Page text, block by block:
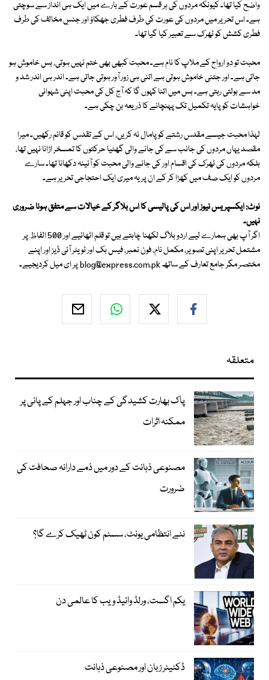
واضح کیا تھا۔ کیونکہ مردوں کی ہر قسم عورت کے بارے میں ایک ہی انداز سے سوچتی
ہے۔ اس تحریر میں مردوں کی عورت کی طرف فطری جھکاؤ اور جنسِ مخالف کی طرف
فطری کشش کو ٹھرک سے تعبیر کیا گیا تھا۔
محبت تو دو ارواح کے ملاپ کا نام ہے۔ محبت کبھی بھی ختم نہیں ہوتی، بس خاموش ہو
جاتی ہے۔ اور جتنی خاموش ہوتی ہے اتنی ہی زور آور ہوتی جاتی ہے۔ اندر ہی اندر شد و
مد سے بولتی رہتی ہے۔ بس میں اتنا کہوں گا کہ آج کل کی محبت اپنی شہوانی
خواہشات کو پایہ تکمیل تک پہنچانے کا ذریعہ بن چکی ہے۔
لہذا محبت جیسے مقدس رشتے کو پامال نہ کریں، اس کے تقدس کو قائم رکھیں۔ میرا
مقصد یہاں مردوں کی جانب سے کی جانے والی گھٹیا حرکتوں کا تمسخر اڑانا نہیں تھا،
بلکہ مردوں کی ٹھرک کی اقسام اور کی جانے والی محبت کو آئینہ دکھانا تھا۔ سارے
مردوں کو ایک صف میں کھڑا کر کے ان پر یہ میری ایک احتجاجی تحریر ہے۔
نوٹ: ایکسپریس نیوز اور اس کی پالیسی کا اس بلاگر کے خیالات سے متفق ہونا ضروری
نہیں۔
اگر آپ بھی ہمارے لیے اردو بلاگ لکھنا چاہتے ہیں تو قلم اٹھائیے اور 500 الفاظ پر
مشتمل تحریر اپنی تصویر، مکمل نام، فون نمبر، فیس بک اور ٹویٹر آئی ڈیز اور اپنے
مختصر مگر جامع تعارف کے ساتھblog@express.com.pkپر ای میل کردیجیے۔
متعلقہ
پاک بھارت کشیدگی کے چناب اور جہلم کے پانی پر
ممکنہ اثرات
مصنوعی ذہانت کے دور میں ذمے دارانہ صحافت کی
ضرورت
نئے انتظامی یونٹ، سسٹم کون ٹھیک کرے گا؟
یکم اگست، ورلڈ وائیڈ ویب کا عالمی دن
ڈکٹیٹر زبان اور مصنوعی ذہانت